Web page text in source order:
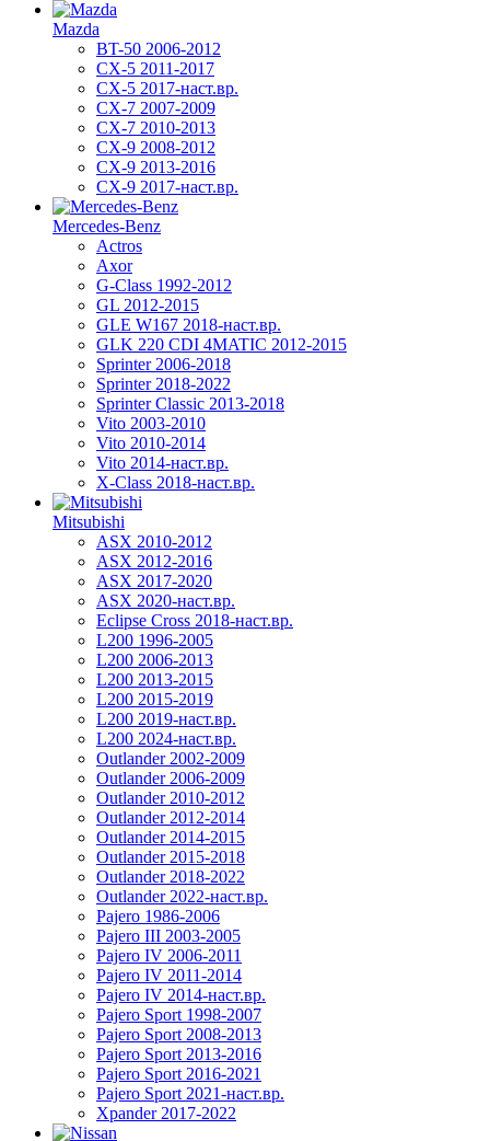
Mazda
BT-50 2006-2012
CX-5 2011-2017
CX-5 2017-наст.вр.
CX-7 2007-2009
CX-7 2010-2013
CX-9 2008-2012
CX-9 2013-2016
CX-9 2017-наст.вр.
Mercedes-Benz
Actros
Axor
G-Class 1992-2012
GL 2012-2015
GLE W167 2018-наст.вр.
GLK 220 CDI 4MATIC 2012-2015
Sprinter 2006-2018
Sprinter 2018-2022
Sprinter Classic 2013-2018
Vito 2003-2010
Vito 2010-2014
Vito 2014-наст.вр.
X-Class 2018-наст.вр.
Mitsubishi
ASX 2010-2012
ASX 2012-2016
ASX 2017-2020
ASX 2020-наст.вр.
Eclipse Cross 2018-наст.вр.
L200 1996-2005
L200 2006-2013
L200 2013-2015
L200 2015-2019
L200 2019-наст.вр.
L200 2024-наст.вр.
Outlander 2002-2009
Outlander 2006-2009
Outlander 2010-2012
Outlander 2012-2014
Outlander 2014-2015
Outlander 2015-2018
Outlander 2018-2022
Outlander 2022-наст.вр.
Pajero 1986-2006
Pajero III 2003-2005
Pajero IV 2006-2011
Pajero IV 2011-2014
Pajero IV 2014-наст.вр.
Pajero Sport 1998-2007
Pajero Sport 2008-2013
Pajero Sport 2013-2016
Pajero Sport 2016-2021
Pajero Sport 2021-наст.вр.
Xpander 2017-2022